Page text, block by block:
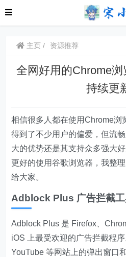
主页 资源推荐
全网好用的Chrome
持续更
相信很多人都在使用Chrome浏
得到了不少用户的偏爱，但流
大的优势还是其支持众多强大
更好的使用谷歌浏览器，我整
给大家。
Adblock Plus 广告拦截
Adblock Plus 是 Firefox、
iOS 上最受欢迎的广告拦截程
YouTube 等网站上的弹出窗口